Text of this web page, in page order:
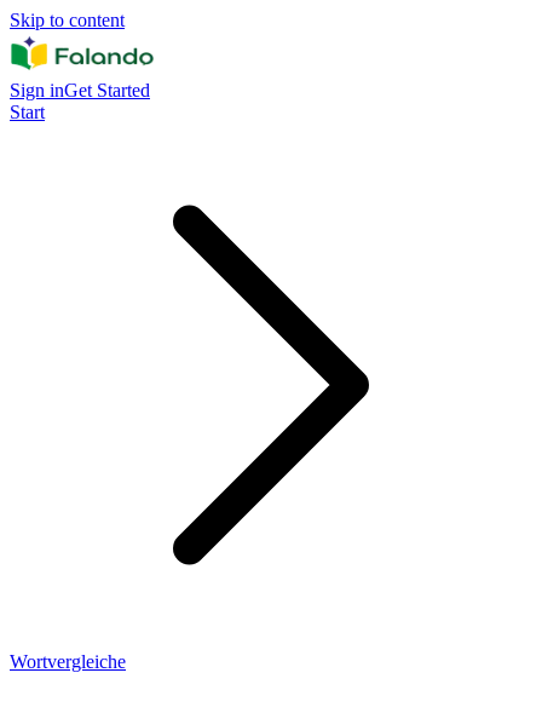
Skip to content
Sign inGet Started
Start
Wortvergleiche